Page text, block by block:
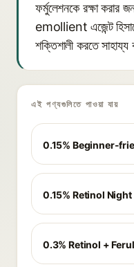
ফর্মুলেশনকে রক্ষা করার
emollient এজেন্ট
শক্তিশালী করতে সাহায্য
এই পণ্যগুলিতে পাওয়া যায়
0.15% Beginner-
0.15% Retinol Night
0.3% Retinol +